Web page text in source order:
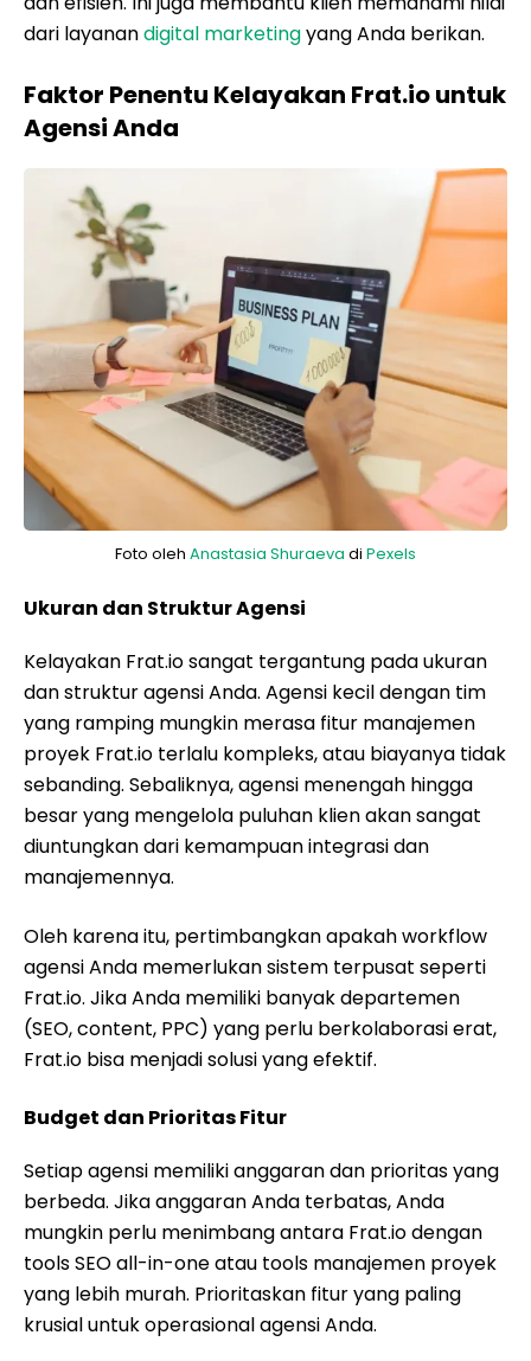
dari layanandigital marketingyang Anda berikan.
Faktor Penentu Kelayakan Frat.io untuk
Agensi Anda
Foto oleh Anastasia Shuraeva di Pexels
Ukuran dan Struktur Agensi
Kelayakan Frat.io sangat tergantung pada ukuran
dan struktur agensi Anda. Agensi kecil dengan tim
yang ramping mungkin merasa fitur manajemen
proyek Frat.io terlalu kompleks, atau biayanya tidak
sebanding. Sebaliknya, agensi menengah hingga
besar yang mengelola puluhan klien akan sangat
diuntungkan dari kemampuan integrasi dan
manajemennya.
Oleh karena itu, pertimbangkan apakah workflow
agensi Anda memerlukan sistem terpusat seperti
Frat.io. Jika Anda memiliki banyak departemen
(SEO, content, PPC) yang perlu berkolaborasi erat,
Frat.io bisa menjadi solusi yang efektif.
Budget dan Prioritas Fitur
Setiap agensi memiliki anggaran dan prioritas yang
berbeda. Jika anggaran Anda terbatas, Anda
mungkin perlu menimbang antara Frat.io dengan
tools SEO all-in-one atau tools manajemen proyek
yang lebih murah. Prioritaskan fitur yang paling
krusial untuk operasional agensi Anda.